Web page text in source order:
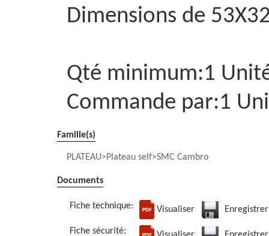
Dimensions de
Qté minimum:1
Commande par:1
Famille(s)
PLATEAU Plateau self SMC Cambro
Documents
Fiche technique: Visualiser Enregistrer
Fiche sécurité: